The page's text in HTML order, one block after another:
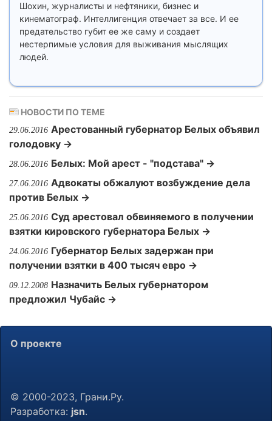
Шохин, журналисты и нефтяники, бизнес и
кинематограф. Интеллигенция отвечает за все. И ее
предательство губит ее же саму и создает
нестерпимые условия для выживания мыслящих
людей.
НОВОСТИ ПО ТЕМЕ
29.06.2016 Арестованный губернатор Белых объявил
голодовку →
28.06.2016 Белых: Мой арест - "подстава" →
27.06.2016 Адвокаты обжалуют возбуждение дела
против Белых →
25.06.2016 Суд арестовал обвиняемого в получении
взятки кировского губернатора Белых →
24.06.2016 Губернатор Белых задержан при
получении взятки в 400 тысяч евро →
09.12.2008 Назначить Белых губернатором
предложил Чубайс →
О проекте
© 2000-2023, Грани.Ру.
Разработка: jsn.